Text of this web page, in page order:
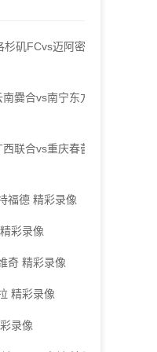
矶FCvs迈阿密国
爨合vs南宁东方
联合vs重庆春蕾
福德 精彩录像
彩录像
奇 精彩录像
精彩录像
录像